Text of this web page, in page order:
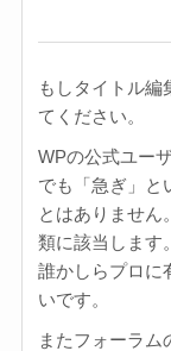
もしタイトル編
てください。
WPの公式ユー
でも「急ぎ」と
とはありません
類に該当します
誰かしらプロに
いです。
またフォーラム